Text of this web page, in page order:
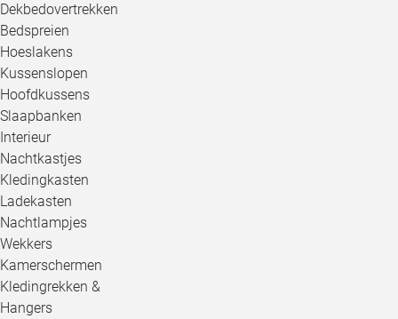
Dekbedovertrekken
Bedspreien
Hoeslakens
Kussenslopen
Hoofdkussens
Slaapbanken
Interieur
Nachtkastjes
Kledingkasten
Ladekasten
Nachtlampjes
Wekkers
Kamerschermen
Kledingrekken &
Hangers